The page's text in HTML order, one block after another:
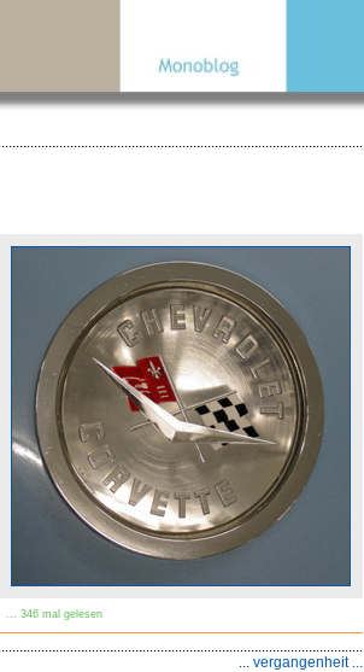
... 346 mal gelesen
... vergangenheit ...